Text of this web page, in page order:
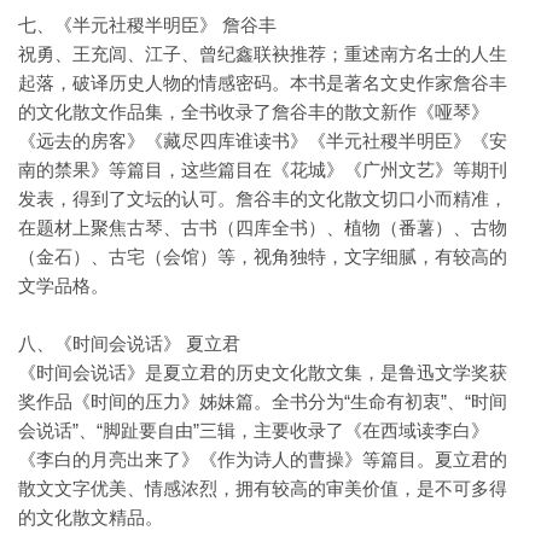
七、《半元社稷半明臣》 詹谷丰
祝勇、王充闾、江子、曾纪鑫联袂推荐；重述南方名士的人生
起落，破译历史人物的情感密码。本书是著名文史作家詹谷丰
的文化散文作品集，全书收录了詹谷丰的散文新作《哑琴》
《远去的房客》《藏尽四库谁读书》《半元社稷半明臣》《安
南的禁果》等篇目，这些篇目在《花城》《广州文艺》等期刊
发表，得到了文坛的认可。詹谷丰的文化散文切口小而精准，
在题材上聚焦古琴、古书（四库全书）、植物（番薯）、古物
（金石）、古宅（会馆）等，视角独特，文字细腻，有较高的
文学品格。
八、《时间会说话》 夏立君
《时间会说话》是夏立君的历史文化散文集，是鲁迅文学奖获
奖作品《时间的压力》姊妹篇。全书分为“生命有初衷”、“时间
会说话”、“脚趾要自由”三辑，主要收录了《在西域读李白》
《李白的月亮出来了》《作为诗人的曹操》等篇目。夏立君的
散文文字优美、情感浓烈，拥有较高的审美价值，是不可多得
的文化散文精品。